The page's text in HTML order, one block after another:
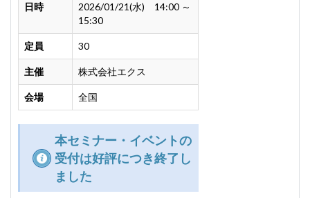
日時
2026/01/21(水) 14:00 ～
15:30
定員 30
主催 株式会社エクス
会場 全国
本セミナー・イベントの
受付は好評につき終了し
ました